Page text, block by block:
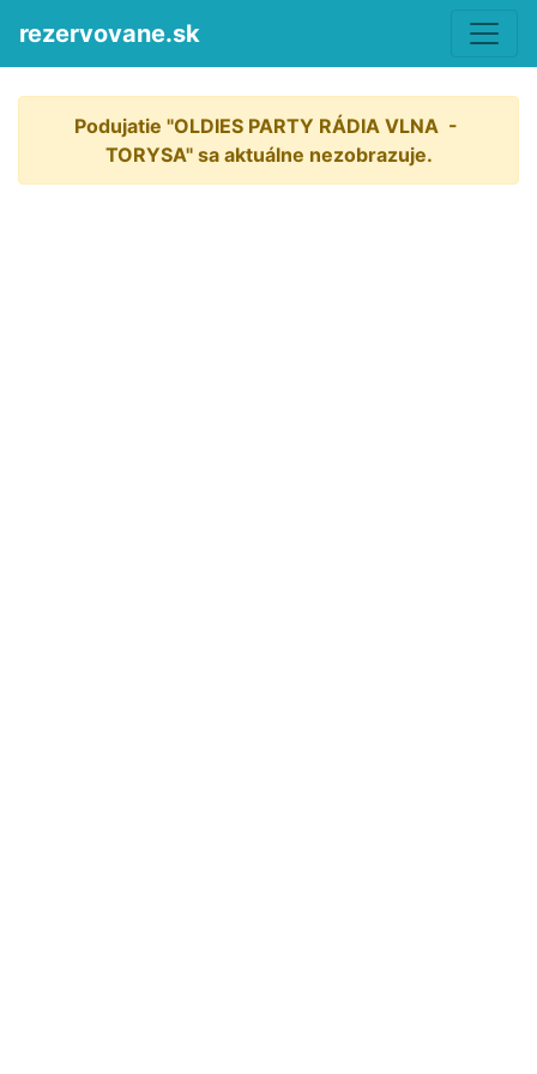
rezervovane.sk
Podujatie "OLDIES PARTY RÁDIA VLNA  -
TORYSA" sa aktuálne nezobrazuje.